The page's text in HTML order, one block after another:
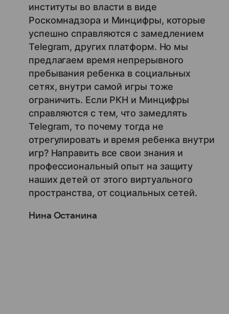
институты во власти в виде
Роскомнадзора и Минцифры, которые
успешно справляются с замедлением
Telegram, других платформ. Но мы
предлагаем время непрерывного
пребывания ребенка в социальных
сетях, внутри самой игры тоже
ограничить. Если РКН и Минцифры
справляются с тем, что замедлять
Telegram, то почему тогда не
отрегулировать и время ребенка внутри
игр? Направить все свои знания и
профессиональный опыт на защиту
наших детей от этого виртуального
пространства, от социальных сетей.
Нина Останина